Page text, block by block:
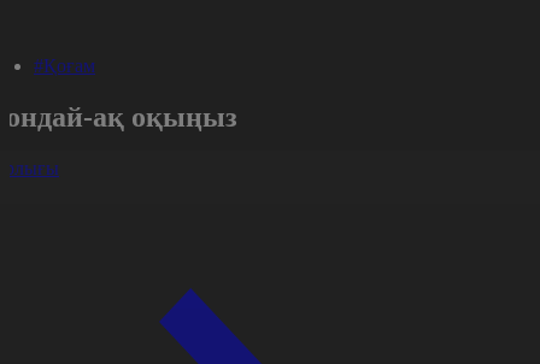
#Қоғам
ақ оқыңыз